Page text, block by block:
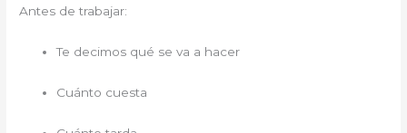
Antes de trabajar:
Te decimos qué se va a hacer
Cuánto cuesta